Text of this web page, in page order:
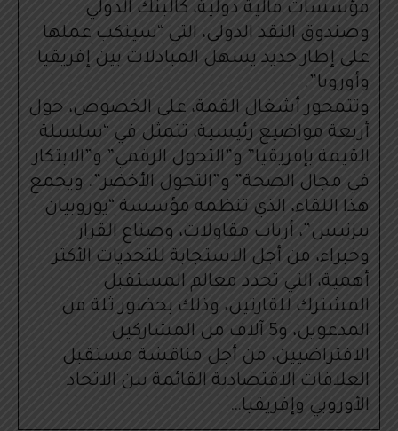
مؤسسات مالية دولية، كالبنك الدولي
وصندوق النقد الدولي، التي “سينكب عملها
على إطار جديد يسهل المبادلات بين إفريقيا
وأوروبا”.
وتتمحور أشغال القمة، على الخصوص، حول
أربعة مواضيع رئيسية، تتمثل في “سلسلة
القيمة بإفريقيا” و”التحول الرقمي” و”الابتكار
في مجال الصحة” و”التحول الأخضر”. ويجمع
هذا اللقاء، الذي تنظمه مؤسسة “يوروبيان
بيزنيس”، أرباب مقاولات، وصناع القرار
وخبراء، من أجل الاستجابة للتحديات الأكثر
أهمية، التي تحدد معالم المستقبل
المشترك للقارتين، وذلك بحضور ثلة من
المدعوين، و5 آلاف من المشاركين
الافتراضيين، من أجل مناقشة مستقبل
العلاقات الاقتصادية القائمة بين الاتحاد
الأوروبي وإفريقيا…